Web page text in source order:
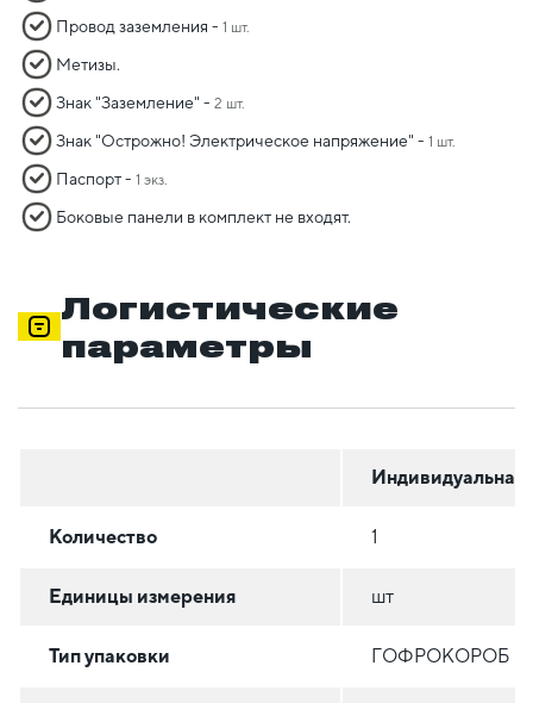
Провод заземления - 1 шт.
Метизы.
Знак "Заземление" - 2 шт.
Знак "Острожно! Электрическое напряжение" - 1 шт.
Паспорт - 1 экз.
Боковые панели в комплект не входят.
Логистические
параметры
Индивидуальная
Количество 1
Единицы измерения шт
Тип упаковки ГОФРОКОРОБ